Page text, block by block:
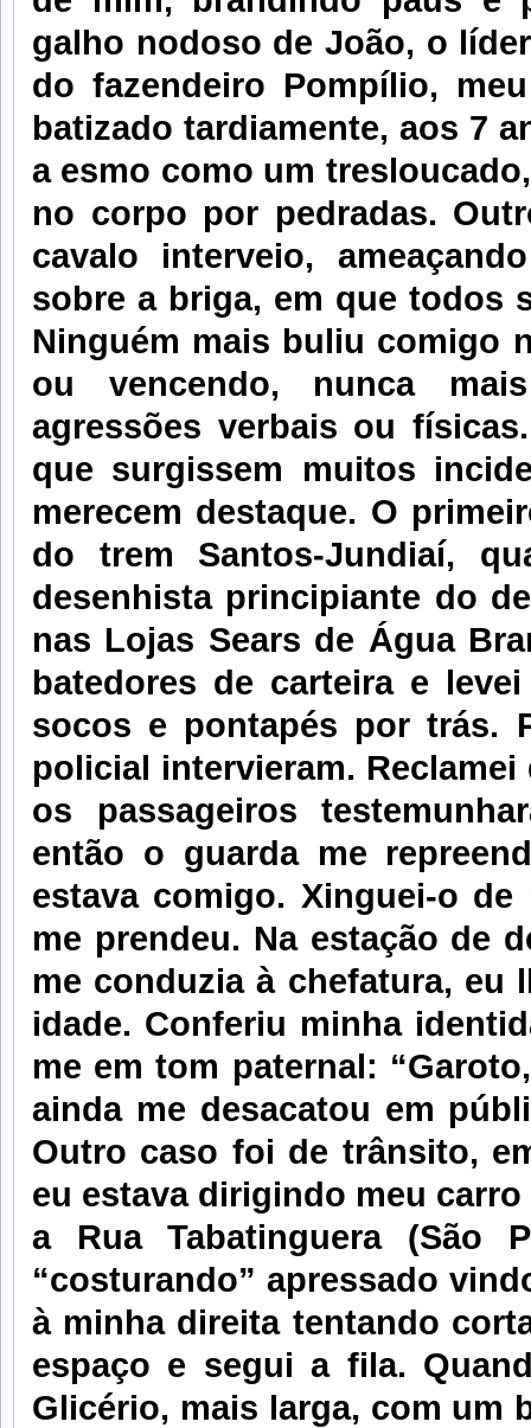
galho nodoso de João, o
do fazendeiro Pompílio,
batizado tardiamente, aos 7
a esmo como um
no corpo por pedradas.
cavalo interveio,
sobre a briga, em que todos
Ninguém mais buliu comigo
ou vencendo, nunca
agressões verbais ou
que surgissem muitos
merecem destaque. O
do trem Santos-Jundiaí,
desenhista principiante do
nas Lojas Sears de Água
batedores de carteira e
socos e pontapés por trás.
policial intervieram.
os passageiros
então o guarda me
estava comigo. Xinguei-o
me prendeu. Na estação de
me conduzia à chefatura, eu
idade. Conferiu minha
me em tom paternal:
ainda me desacatou em
Outro caso foi de trânsito,
eu estava dirigindo meu
a Rua Tabatinguera (São
“costurando” apressado
à minha direita tentando
espaço e segui a fila.
Glicério, mais larga, com um